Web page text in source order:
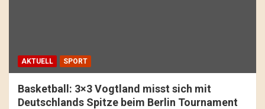
AKTUELL SPORT
Basketball: 3×3 Vogtland misst sich mit
Deutschlands Spitze beim Berlin Tournament